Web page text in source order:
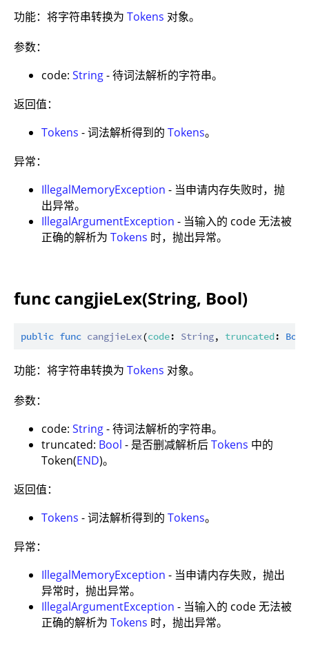
功能：将字符串转换为 Tokens 对象。
参数：
code: String- 待词法解析的字符串。
返回值：
Tokens - 词法解析得到的 Tokens。
异常：
IllegalMemoryException - 当申请内存失败时，抛
出异常。
IllegalArgumentException - 当输入的 code 无法被
正确的解析为 Tokens 时，抛出异常。
func cangjieLex(String, Bool)
public func cangjieLex(code: String, truncated: Bool
功能：将字符串转换为 Tokens 对象。
参数：
code: String- 待词法解析的字符串。
truncated: Bool - 是否删减解析后Tokens 中的
Token(END)。
返回值：
Tokens - 词法解析得到的 Tokens。
异常：
IllegalMemoryException - 当申请内存失败，抛出
异常时，抛出异常。
IllegalArgumentException - 当输入的 code 无法被
正确的解析为 Tokens 时，抛出异常。